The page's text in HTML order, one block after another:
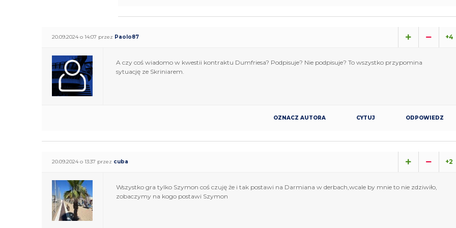
20.09.2024 o 14:07 przez Paolo87 +4
A czy coś wiadomo w kwestii kontraktu Dumfriesa? Podpisuje? Nie podpisuje? To wszystko przypomina
sytuację ze Skriniarem.
OZNACZ AUTORA CYTUJ ODPOWIEDZ
20.09.2024 o 13:37 przez cuba +2
Wszystko gra tylko Szymon coś czuję że i tak postawi na Darmiana w derbach,wcale by mnie to nie zdziwiło,
zobaczymy na kogo postawi Szymon